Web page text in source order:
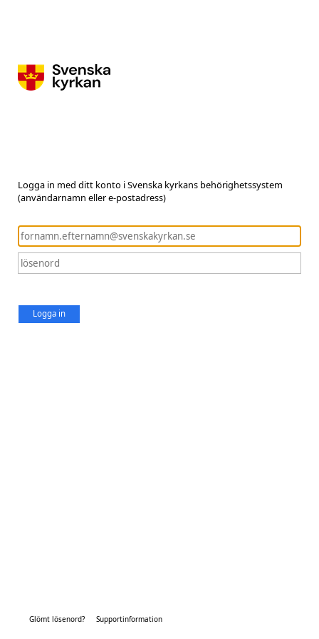
Logga in med ditt konto i Svenska kyrkans behörighetssystem
(användarnamn eller e-postadress)
Logga in
Glömt lösenord? Supportinformation